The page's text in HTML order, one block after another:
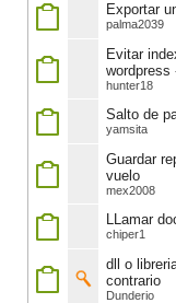
Exportar
palma2039
Evitar
wordpress
hunter18
Salto de
yamsita
Guardar
vuelo
mex2008
LLamar
chiper1
dll o
contrario
Dunderio